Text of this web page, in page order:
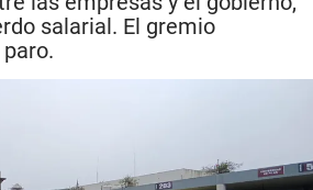
salarial. El gremio